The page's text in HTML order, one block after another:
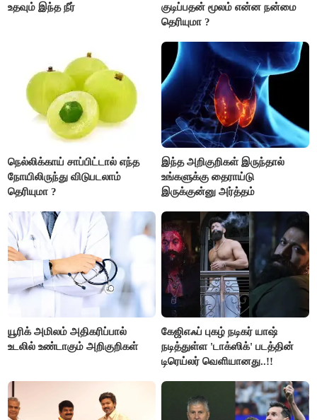
உதவும் இந்த நீர்
குடிப்பதன் மூலம் என்ன நன்மை
தெரியுமா ?
நெல்லிக்காய் சாப்பிட்டால் எந்த
நோயிலிருந்து விடுபடலாம்
தெரியுமா ?
இந்த அறிகுறிகள் இருந்தால்
உங்களுக்கு தைராய்டு
இருக்குன்னு அர்த்தம்
யூரிக் அமிலம் அதிகரிப்பால்
உடலில் உண்டாகும் அறிகுறிகள்
கேஜிஎஃப் புகழ் நடிகர் யாஷ்
நடித்துள்ள 'டாக்‌ஸிக்' படத்தின்
டிரெய்லர் வெளியானது..!!